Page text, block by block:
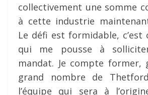
collectivement une somme
à cette industrie
Le défi est formidable, c’est
qui me pousse à
mandat. Je compte former,
grand nombre de
l’équipe qui sera à